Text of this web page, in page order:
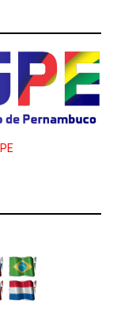
PE